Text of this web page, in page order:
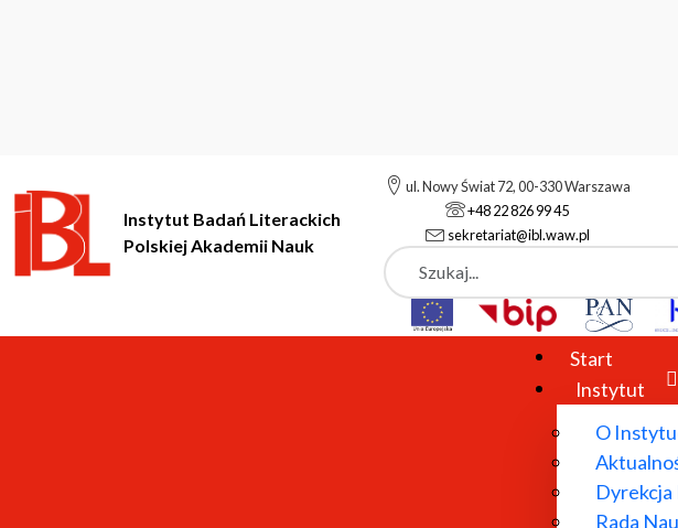
Instytut Badań Literackich
Polskiej Akademii Nauk
ul. Nowy Świat 72, 00-330 Warszawa
+48 22 826 99 45
sekretariat@ibl.waw.pl
Szukaj
Start
Instytut
O
Dyrekcja
Rada